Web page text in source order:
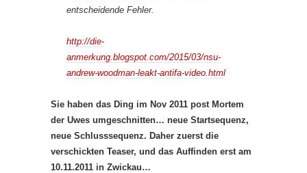
entscheidende Fehler.
http://die-
anmerkung.blogspot.com/2015/03/nsu-
andrew-woodman-leakt-antifa-video.html
Sie haben das Ding im Nov 2011 post Mortem
der Uwes umgeschnitten… neue Startsequenz,
neue Schlusssequenz. Daher zuerst die
verschickten Teaser, und das Auffinden erst am
10.11.2011 in Zwickau…